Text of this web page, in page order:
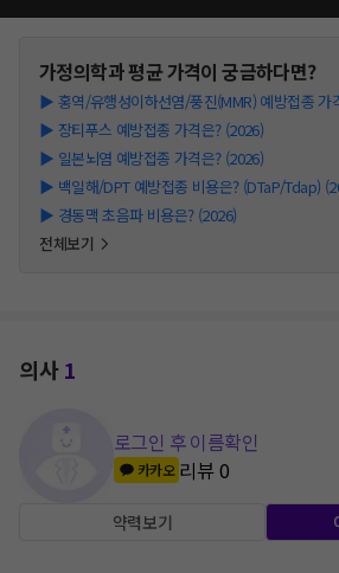
가정의학과평균 가격이 궁금하다면?
▶ 홍역/유행성이하선염/풍진(MMR) 예방접종 가
▶ 장티푸스 예방접종 가격은? (2026)
▶ 일본뇌염 예방접종 가격은? (2026)
▶ 백일해/DPT 예방접종 비용은? (DTaP/Tdap)
▶ 경동맥 초음파 비용은? (2026)
전체보기
의사1
로그인 후 이름확인
카카오 리뷰0
약력보기